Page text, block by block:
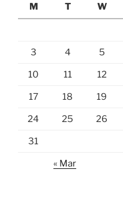
M T W
3 4 5
10 11 12
17 18 19
24 25 26
31
« Mar